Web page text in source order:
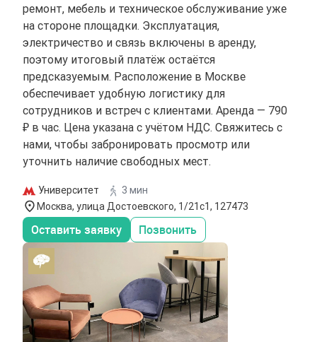
ремонт, мебель и техническое обслуживание уже
на стороне площадки. Эксплуатация,
электричество и связь включены в аренду,
поэтому итоговый платёж остаётся
предсказуемым. Расположение в Москве
обеспечивает удобную логистику для
сотрудников и встреч с клиентами. Аренда — 790
₽ в час. Цена указана с учётом НДС. Свяжитесь с
нами, чтобы забронировать просмотр или
уточнить наличие свободных мест.
Университет
3 мин
Москва, улица Достоевского, 1/21с1, 127473
Оставить заявку Позвонить